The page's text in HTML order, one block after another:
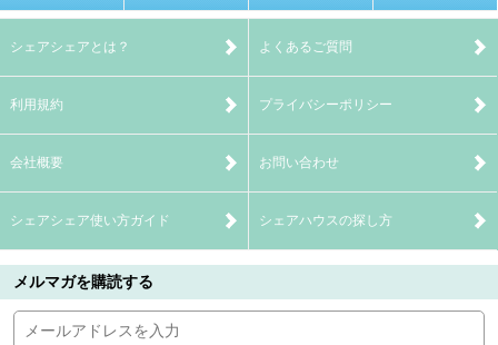
シェアシェアとは？ よくあるご質問
利用規約 プライバシーポリシー
会社概要 お問い合わせ
シェアシェア使い方ガイド シェアハウスの探し方
メルマガを購読する